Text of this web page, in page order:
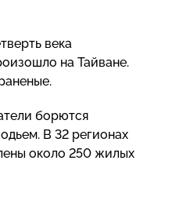
века
на Тайване.
борются
В 32 регионах
около 250 жилых